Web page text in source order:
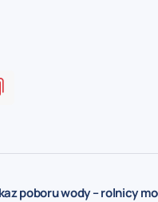
poboru wody – rolnicy